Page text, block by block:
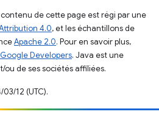
de cette page est régi par une
4.0, et les échantillons de
Apache 2.0. Pour en savoir plus,
Developers. Java est une
de ses sociétés affiliées.
12 (UTC).